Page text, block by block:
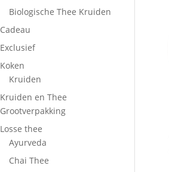
Biologische Thee Kruiden
Cadeau
Exclusief
Koken
Kruiden
Kruiden en Thee
Grootverpakking
Losse thee
Ayurveda
Chai Thee